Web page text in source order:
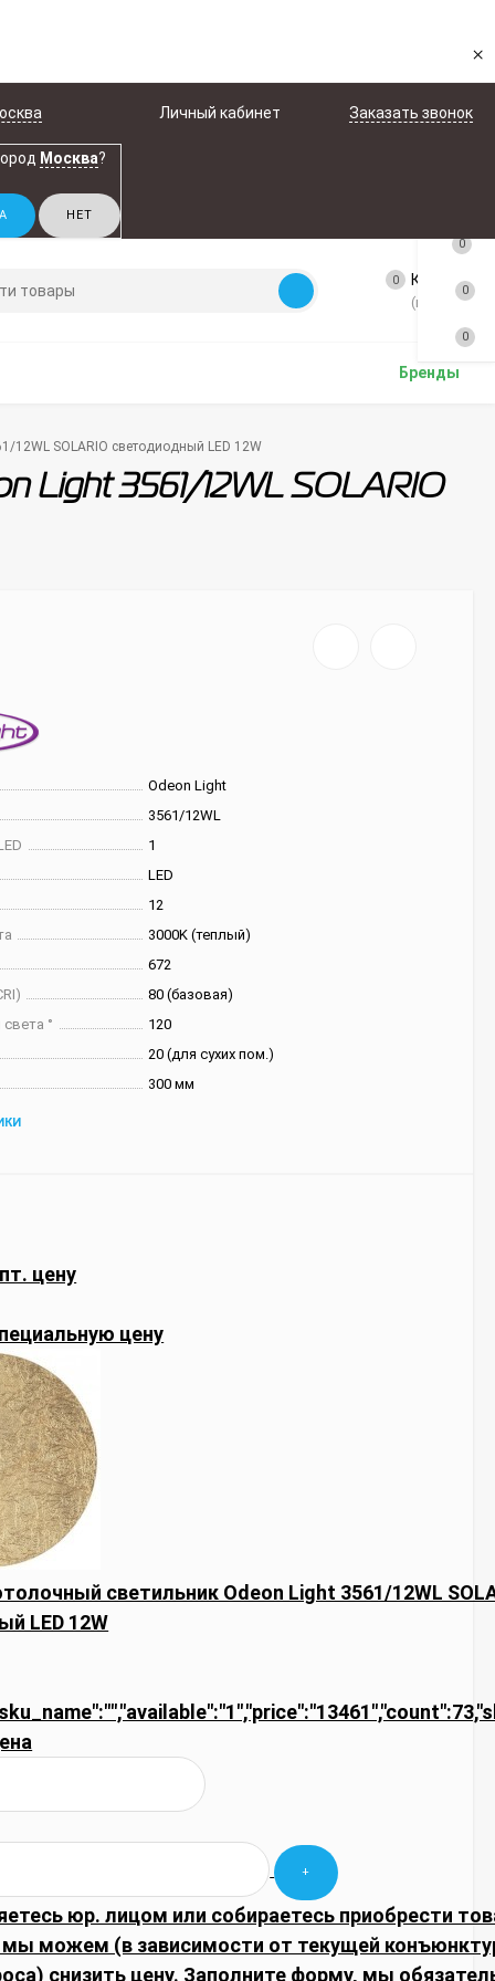
×
Москва?
Личный кабинет Заказать звонок
0 Корзина
(пусто)
Бренды
12WL SOLARIO светодиодный LED 12W
Light 3561/12WL SOLARIO
Odeon Light
3561/12WL
1
LED
12
3000K (теплый)
672
80 (базовая)
°
120
20 (для сухих пом.)
300 мм
цену
цену
светильник Odeon Light 3561/12WL
LED 12W
юр. лицом или собираетесь приобрести
мы можем (в зависимости от текущей
снизить цену. Заполните форму, мы
0
0
0